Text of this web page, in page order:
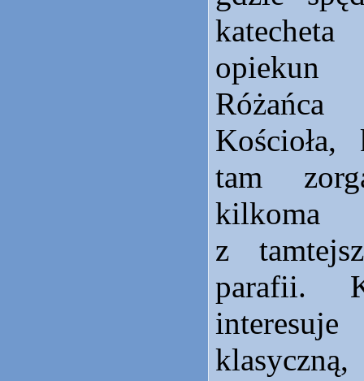
opiekun
tam
kilkoma
z
parafii.